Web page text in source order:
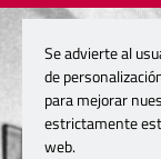
Se advierte al
de
para mejorar
estrictamente
web.